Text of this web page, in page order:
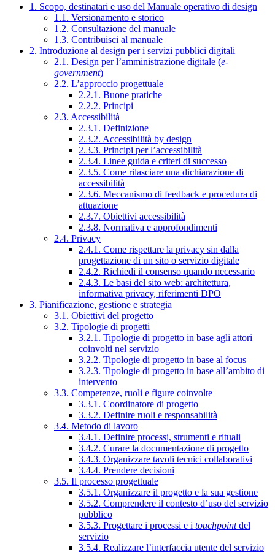
1. Scopo, destinatari e uso del Manuale operativo di design
1.1. Versionamento e storico
1.2. Consultazione del manuale
1.3. Contribuisci al manuale
2. Introduzione al design per i servizi pubblici digitali
2.1. Design per l’amministrazione digitale (e-
government)
2.2. L’approccio progettuale
2.2.1. Buone pratiche
2.2.2. Principi
2.3. Accessibilità
2.3.1. Definizione
2.3.2. Accessibilità by design
2.3.3. Principi per l’accessibilità
2.3.4. Linee guida e criteri di successo
2.3.5. Come rilasciare una dichiarazione di
accessibilità
2.3.6. Meccanismo di feedback e procedura di
attuazione
2.3.7. Obiettivi accessibilità
2.3.8. Normativa e approfondimenti
2.4. Privacy
2.4.1. Come rispettare la privacy sin dalla
progettazione di un sito o servizio digitale
2.4.2. Richiedi il consenso quando necessario
2.4.3. Le basi del sito web: architettura,
informativa privacy, riferimenti DPO
3. Pianificazione, gestione e strategia
3.1. Obiettivi del progetto
3.2. Tipologie di progetti
3.2.1. Tipologie di progetto in base agli attori
coinvolti nel servizio
3.2.2. Tipologie di progetto in base al focus
3.2.3. Tipologie di progetto in base all’ambito di
intervento
3.3. Competenze, ruoli e figure coinvolte
3.3.1. Coordinatore di progetto
3.3.2. Definire ruoli e responsabilità
3.4. Metodo di lavoro
3.4.1. Definire processi, strumenti e rituali
3.4.2. Curare la documentazione di progetto
3.4.3. Organizzare tavoli tecnici collaborativi
3.4.4. Prendere decisioni
3.5. Il processo progettuale
3.5.1. Organizzare il progetto e la sua gestione
3.5.2. Comprendere il contesto d’uso del servizio
pubblico
3.5.3. Progettare i processi e i touchpointdel
servizio
3.5.4. Realizzare l’interfaccia utente del servizio